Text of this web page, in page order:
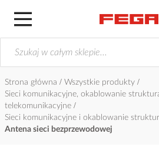
Strona główna
Wszystkie produkty
Sieci komunikacyjne, okablowanie
telekomunikacyjne
Sieci komunikacyjne i okablowanie
Antena sieci bezprzewodowej